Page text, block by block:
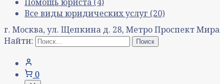
Все виды юридических услуг (20)
г. Москва, ул. Щепкина д. 28, Метро Проспект Мира
Найти:
0